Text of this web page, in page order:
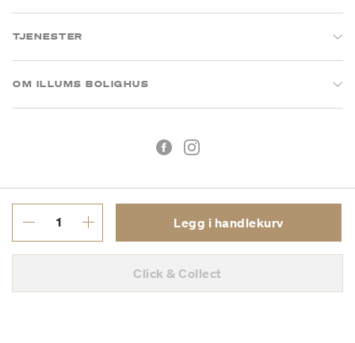
Legg i handlekurv
Click & Collect
TJENESTER
OM ILLUMS BOLIGHUS
MVA: 993 075 930